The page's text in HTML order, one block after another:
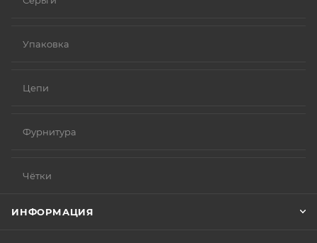
Упаковка
Цепи
Фурнитура
Чётки
ИНФОРМАЦИЯ